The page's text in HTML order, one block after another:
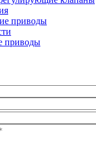
приводы
приводы